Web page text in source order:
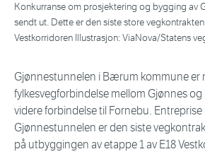
Konkurranse om prosjektering og bygging av
sendt ut. Dette er den siste store
Vestkorridoren Illustrasjon: ViaNova/Statens
Gjønnestunnelen i Bærum kommune er
fylkesvegforbindelse mellom Gjønnes og
videre forbindelse til Fornebu. Entreprise
Gjønnestunnelen er den siste
på utbyggingen av etappe 1 av E18